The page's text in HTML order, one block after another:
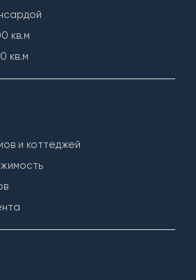
кв.м
кв.м
и коттеджей